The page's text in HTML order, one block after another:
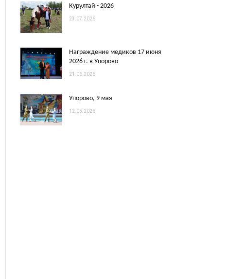
Курултай - 2026
23.07.2026
Награждение медиков 17 июня
2026 г. в Упорово
21.06.2026
Упорово, 9 мая
12.05.2026